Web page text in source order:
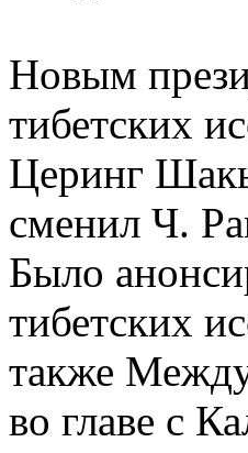
Новым
тибетских
Церинг
сменил Ч.
Было
тибетских
также
во главе с